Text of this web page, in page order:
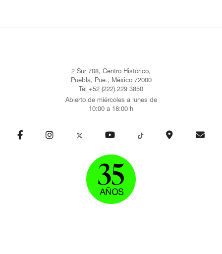
2 Sur 708, Centro Histórico,
Puebla, Pue., México 72000
Tel +52 (222) 229 3850
Abierto de miércoles a lunes de
10:00 a 18:00 h